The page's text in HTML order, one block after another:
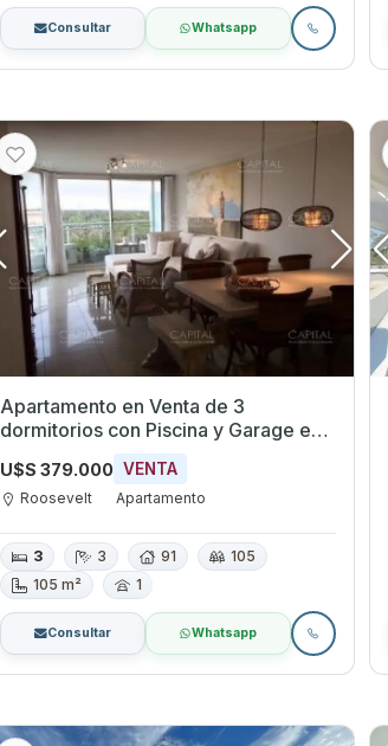
Consultar Whatsapp
Apartamento en Venta de 3
dormitorios con Piscina y Garage en
Roosevelt, Maldonado
U$S 379.000 VENTA
Roosevelt Apartamento
3 3 91
105
105 m²
1
Consultar Whatsapp